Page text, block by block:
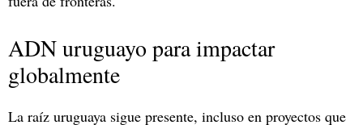
ADN uruguayo para impactar
globalmente
La raíz uruguaya sigue presente, incluso en proyectos que